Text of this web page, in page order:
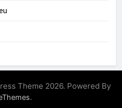
Theme 2026. Powered By
.